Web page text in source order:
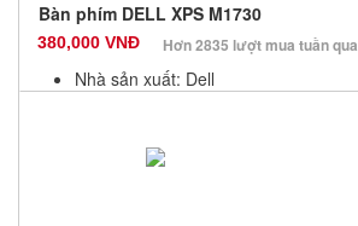
Bàn phím DELL XPS M1730
380,000 VNĐ Hơn 2835 lượt mua tuần qua
Nhà sản xuất: Dell
Số lượng: 10